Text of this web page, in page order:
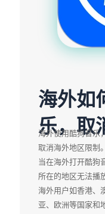
海外如
乐，取
海外使用酷狗音乐
取消海外地区限制。
当在海外打开酷狗
所在的地区无法播
海外用户如香港、
亚、欧洲等国家和